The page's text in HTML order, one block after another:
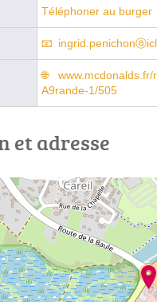
Téléphoner au burger
A9rande-1/505
et adresse